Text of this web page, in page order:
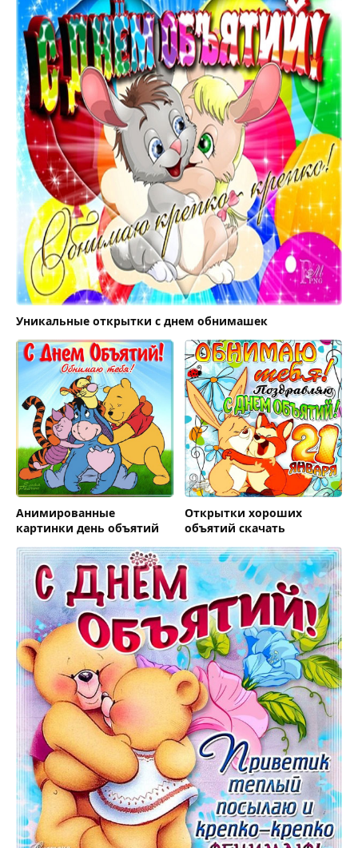
Уникальные открытки с днем обнимашек
Анимированные
картинки день объятий
Открытки хороших
объятий скачать